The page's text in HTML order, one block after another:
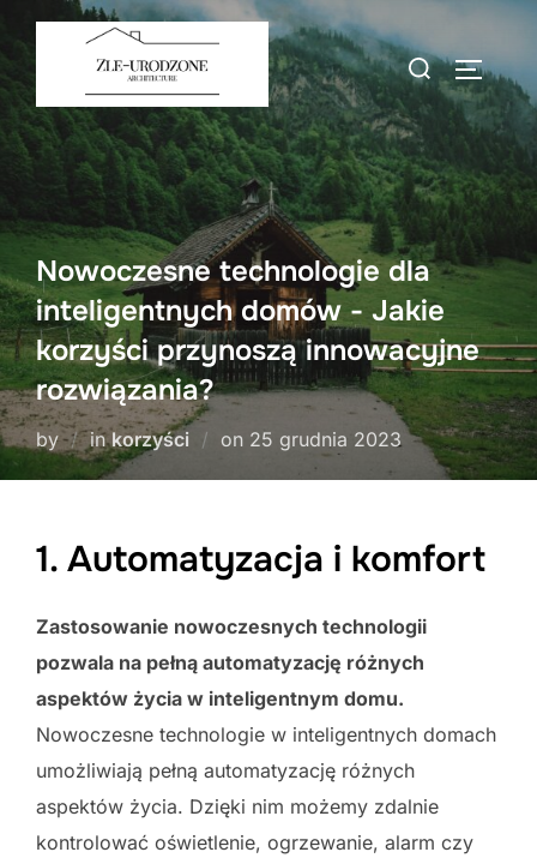
Skip
content
Search
for:
Nowoczesne technologie dla
inteligentnych domów - Jakie
korzyści przynoszą innowacyjne
rozwiązania?
by inkorzyści on Posted
25 grudnia 2023
1. Automatyzacja i komfort
Zastosowanie nowoczesnych technologii
pozwala na pełną automatyzację różnych
aspektów życia w inteligentnym domu.
Nowoczesne technologie w inteligentnych domach
umożliwiają pełną automatyzację różnych
aspektów życia. Dzięki nim możemy zdalnie
kontrolować oświetlenie, ogrzewanie, alarm czy